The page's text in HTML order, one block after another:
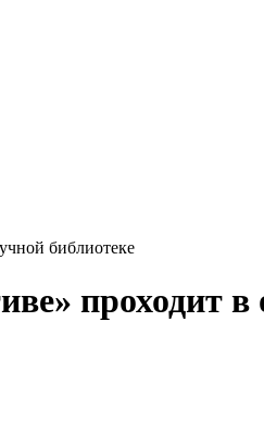
библиотеке
проходит в